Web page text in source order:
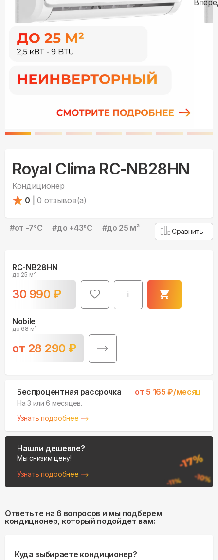
Royal Clima RC-NB28HN
Кондиционер
0
0 отзывов(а)
#от -7°С #до +43°С #до 25 м² Сравнить
RC-NB28HN
до 25 м²
30 990 ₽ i
Nobile
до 68 м²
от 28 290 ₽
Беспроцентная рассрочка от 5 165 ₽/месяц
На 3 или 6 месяцев.
Узнать подробнее
Нашли дешевле?
Мы снизим цену!
Узнать подробнее
Ответьте на 6 вопросов и мы подберем
кондиционер, который подойдет вам:
Куда выбираете кондиционер?